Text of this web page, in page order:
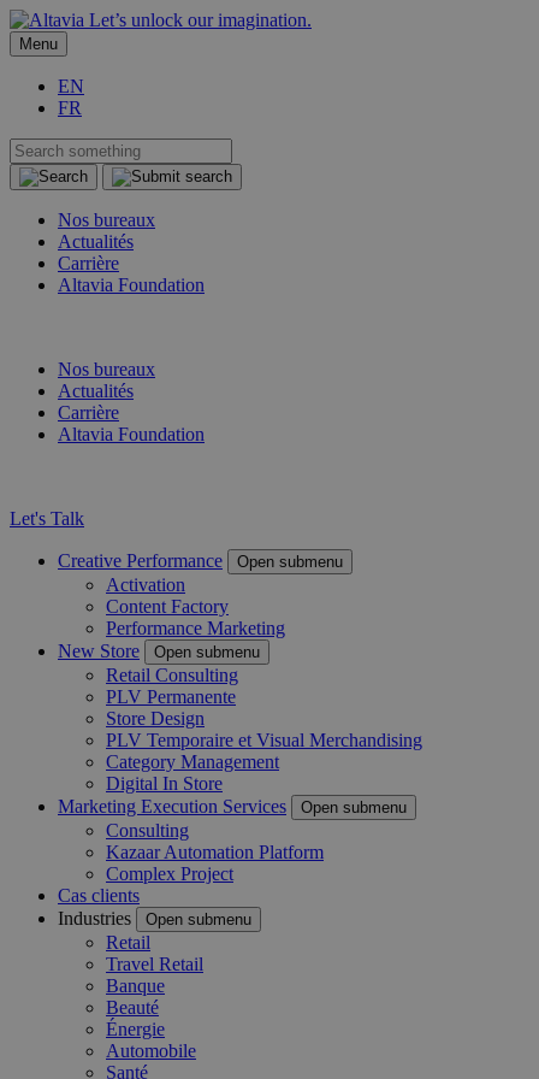
Let’s unlock our imagination.
Menu
EN
FR
Nos bureaux
Actualités
Carrière
Altavia Foundation
Nos bureaux
Actualités
Carrière
Altavia Foundation
Let's Talk
Creative Performance Open submenu
Activation
Content Factory
Performance Marketing
New Store
Open submenu
Retail Consulting
PLV Permanente
Store Design
PLV Temporaire et Visual Merchandising
Category Management
Digital In Store
Marketing Execution Services
Open submenu
Consulting
Kazaar Automation Platform
Complex Project
Cas clients
Industries
Open submenu
Retail
Travel Retail
Banque
Beauté
Énergie
Automobile
Santé